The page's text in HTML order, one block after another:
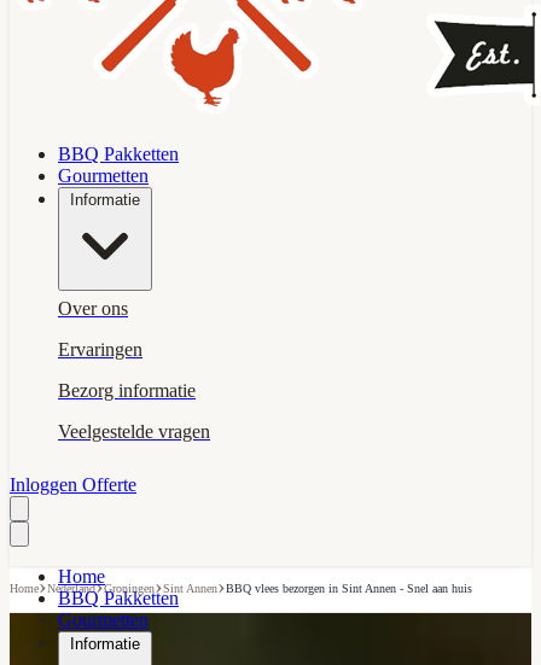
BBQ Pakketten
Gourmetten
Informatie
Over ons
Ervaringen
Bezorg informatie
Veelgestelde vragen
Inloggen Offerte
Home
BBQ Pakketten
Gourmetten
Informatie
Home›Nederland›Groningen›Sint Annen›BBQ vlees bezorgen in Sint Annen - Snel aan huis